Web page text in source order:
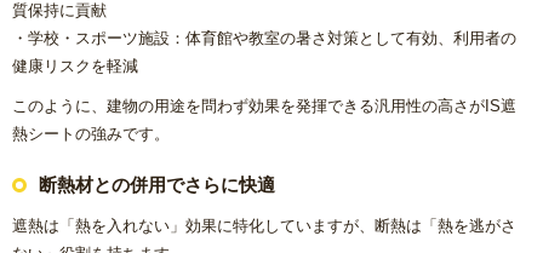
質保持に貢献
・学校・スポーツ施設：体育館や教室の暑さ対策として有効、利用者の
健康リスクを軽減
このように、建物の用途を問わず効果を発揮できる汎用性の高さがIS遮
熱シートの強みです。
断熱材との併用でさらに快適
遮熱は「熱を入れない」効果に特化していますが、断熱は「熱を逃がさ